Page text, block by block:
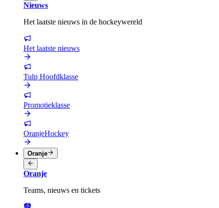
Nieuws
Het laatste nieuws in de hockeywereld
Het laatste nieuws
Tulp Hoofdklasse
Promotieklasse
OranjeHockey
Oranje
Oranje
Teams, nieuws en tickets